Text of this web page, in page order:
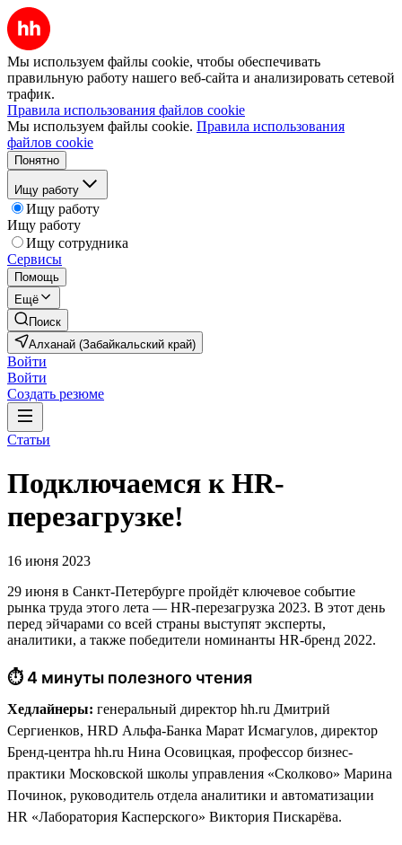
Мы используем файлы cookie, чтобы обеспечивать
правильную работу нашего веб-сайта и анализировать сетевой
трафик.
Правила использования файлов cookie
Мы используем файлы cookie. Правила использования
файлов cookie
Понятно
Ищу работу
Ищу работу
Ищу работу
Ищу сотрудника
Сервисы
Помощь
Ещё
Поиск
Алханай (Забайкальский край)
Войти
Войти
Создать резюме
Статьи
Подключаемся к HR-
перезагрузке!
16 июня 2023
29 июня в Санкт-Петербурге пройдёт ключевое событие
рынка труда этого лета — HR-перезагрузка 2023. В этот день
перед эйчарами со всей страны выступят эксперты,
аналитики, а также победители номинанты HR-бренд 2022.
⏱ 4 минуты полезного чтения
Хедлайнеры: генеральный директор hh.ru Дмитрий
Сергиенков, HRD Альфа-Банка Марат Исмагулов, директор
Бренд-центра hh.ru Нина Осовицкая, профессор бизнес-
практики Московской школы управления «Сколково» Марина
Починок, руководитель отдела аналитики и автоматизации
HR «Лаборатория Касперского» Виктория Пискарёва.